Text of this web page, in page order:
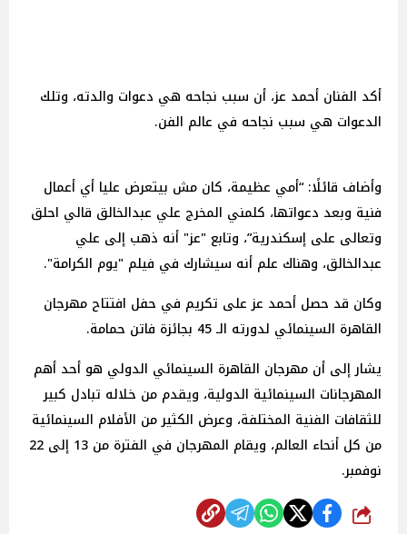
أكد الفنان أحمد عز، أن سبب نجاحه هي دعوات والدته، وتلك
الدعوات هي سبب نجاحه في عالم الفن.
وأضاف قائلًا: “أمي عظيمة، كان مش بيتعرض عليا أي أعمال
فنية وبعد دعواتها، كلمني المخرج علي عبدالخالق قالي احلق
وتعالى على إسكندرية”، وتابع "عز" أنه ذهب إلى علي
عبدالخالق، وهناك علم أنه سيشارك في فيلم "يوم الكرامة".
وكان قد حصل أحمد عز على تكريم في حفل افتتاح مهرجان
القاهرة السينمائي لدورته الـ 45 بجائزة فاتن حمامة.
يشار إلى أن مهرجان القاهرة السينمائي الدولي هو أحد أهم
المهرجانات السينمائية الدولية، ويقدم من خلاله تبادل كبير
للثقافات الفنية المختلفة، وعرض الكثير من الأفلام السينمائية
من كل أنحاء العالم، ويقام المهرجان في الفترة من 13 إلى 22
نوفمبر.
شارك